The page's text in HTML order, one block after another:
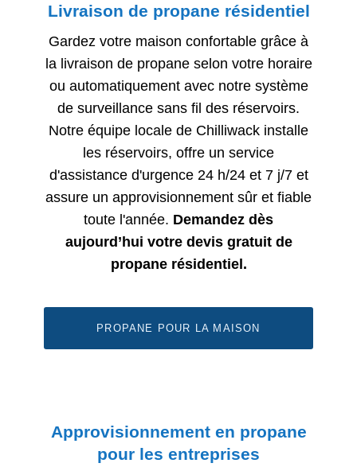
Livraison de propane résidentiel
Gardez votre maison confortable grâce à
la livraison de propane selon votre horaire
ou automatiquement avec notre système
de surveillance sans fil des réservoirs.
Notre équipe locale de Chilliwack installe
les réservoirs, offre un service
d'assistance d'urgence 24 h/24 et 7 j/7 et
assure un approvisionnement sûr et fiable
toute l'année. Demandez dès
aujourd’hui votre devis gratuit de
propane résidentiel.
PROPANE POUR LA MAISON
Approvisionnement en propane
pour les entreprises